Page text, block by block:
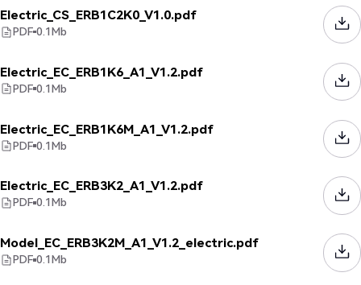
Electric_CS_ERB1C2K0_V1.0.pdf
PDF 0.1Mb
Electric_EC_ERB1K6_A1_V1.2.pdf
PDF 0.1Mb
Electric_EC_ERB1K6M_A1_V1.2.pdf
PDF 0.1Mb
Electric_EC_ERB3K2_A1_V1.2.pdf
PDF 0.1Mb
Model_EC_ERB3K2M_A1_V1.2_electric.pdf
PDF 0.1Mb